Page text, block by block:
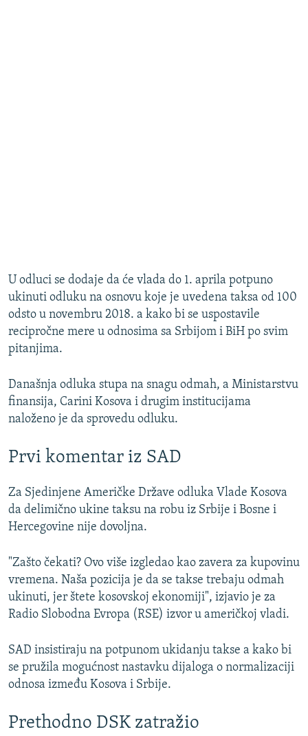
U odluci se dodaje da će vlada do 1. aprila potpuno
ukinuti odluku na osnovu koje je uvedena taksa od 100
odsto u novembru 2018. a kako bi se uspostavile
recipročne mere u odnosima sa Srbijom i BiH po svim
pitanjima.
Današnja odluka stupa na snagu odmah, a Ministarstvu
finansija, Carini Kosova i drugim institucijama
naloženo je da sprovedu odluku.
Prvi komentar iz SAD
Za Sjedinjene Američke Države odluka Vlade Kosova
da delimično ukine taksu na robu iz Srbije i Bosne i
Hercegovine nije dovoljna.
"Zašto čekati? Ovo više izgledao kao zavera za kupovinu
vremena. Naša pozicija je da se takse trebaju odmah
ukinuti, jer štete kosovskoj ekonomiji", izjavio je za
Radio Slobodna Evropa (RSE) izvor u američkoj vladi.
SAD insistiraju na potpunom ukidanju takse a kako bi
se pružila mogućnost nastavku dijaloga o normalizaciji
odnosa između Kosova i Srbije.
Prethodno DSK zatražio